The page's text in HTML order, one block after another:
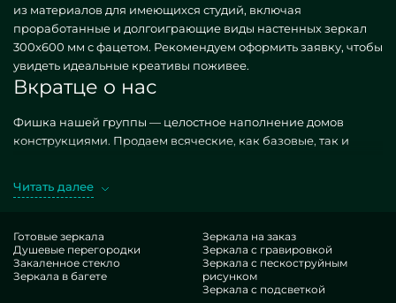
из материалов для имеющихся студий, включая
проработанные и долгоиграющие виды настенных зеркал
300х600 мм с фацетом. Рекомендуем оформить заявку, чтобы
увидеть идеальные креативы поживее.
Вкратце о нас
Фишка нашей группы — целостное наполнение домов
конструкциями. Продаем всяческие, как базовые, так и
Добывая указанные объекты в экзекуции MILONYA, вы
с рациональной котировкой, не поддающийся схожим
аналогам. Если вы предпочли бы доработать свои офисы,
добавить им порядка, специфичности, наверняка
рассмотрите наши вещи, от настенных зеркал 300х600 мм с
Читать далее
Готовые зеркала
Душевые перегородки
Закаленное стекло
Зеркала в багете
Зеркала на заказ
Зеркала с гравировкой
Зеркала с пескоструйным
рисунком
Зеркала с подсветкой